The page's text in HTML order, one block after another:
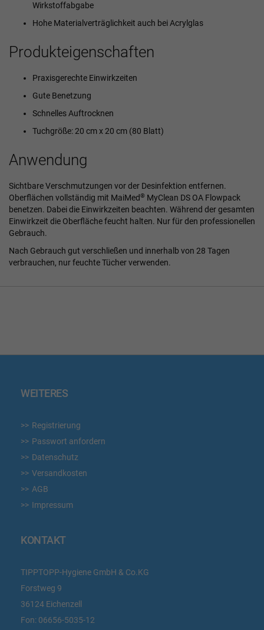
Wirkstoffabgabe
Hohe Materialverträglichkeit auch bei Acrylglas
Produkteigenschaften
Praxisgerechte Einwirkzeiten
Gute Benetzung
Schnelles Auftrocknen
Tuchgröße: 20 cm x 20 cm (80 Blatt)
Anwendung
Sichtbare Verschmutzungen vor der Desinfektion entfernen.
Oberflächen vollständig mit MaiMed® MyClean DS OA Flowpack
benetzen. Dabei die Einwirkzeiten beachten. Während der gesamten
Einwirkzeit die Oberfläche feucht halten. Nur für den professionellen
Gebrauch.
Nach Gebrauch gut verschließen und innerhalb von 28 Tagen
verbrauchen, nur feuchte Tücher verwenden.
WEITERES
Registrierung
Passwort anfordern
Datenschutz
Versandkosten
AGB
Impressum
KONTAKT
TIPPTOPP-Hygiene GmbH & Co.KG
Forstweg 9
36124 Eichenzell
Fon: 06656-5035-12